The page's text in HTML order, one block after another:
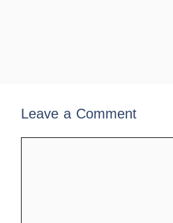
Leave a Comment